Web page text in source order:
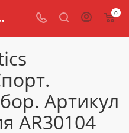
цене в интернет магазине schools.ru 0
Артикул
AR30104